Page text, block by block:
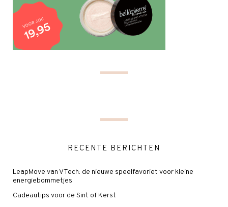
RECENTE BERICHTEN
LeapMove van VTech: de nieuwe speelfavoriet voor kleine
energiebommetjes
Cadeautips voor de Sint of Kerst